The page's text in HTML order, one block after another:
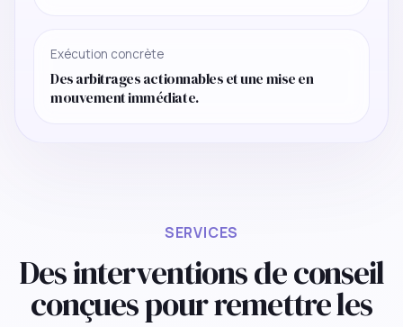
Exécution concrète
Des arbitrages actionnables et une mise en
mouvement immédiate.
SERVICES
Des interventions de conseil
conçues pour remettre les